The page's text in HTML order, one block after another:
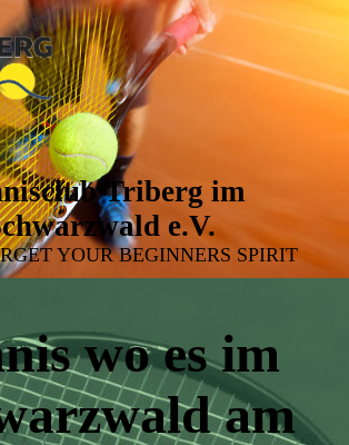
Triberg im
e.V.
YOUR BEGINNERS SPIRIT
wo es im
am